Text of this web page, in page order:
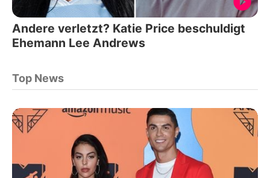
Andere verletzt? Katie Price beschuldigt
Ehemann Lee Andrews
Top News